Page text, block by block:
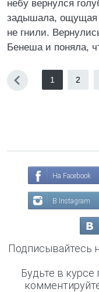
небу вернулся
задышала, ощущая
не гнили.
Бенеша и поняла,
1 2
На Facebook
В Instagram
Подписывайтесь
Будьте в